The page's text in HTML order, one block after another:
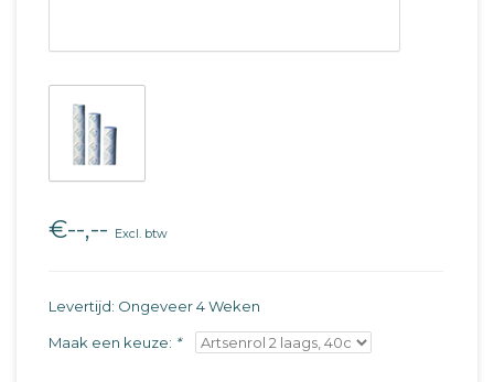
€--,-- Excl. btw
Levertijd: Ongeveer 4 Weken
Maak een keuze: *